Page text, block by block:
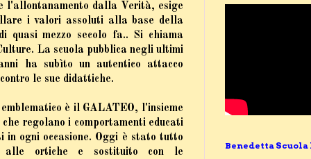
l'allontanamento dalla Verità, esige
i valori assoluti alla base della
quasi mezzo secolo fa.. Si chiama
La scuola pubblica negli ultimi
ha subìto un autentico attacco
le sue didattiche.
emblematico è il GALATEO, l'insieme
che regolano i comportamenti educati
in ogni occasione. Oggi è stato tutto
alle ortiche e sostituito con le
Benedetta